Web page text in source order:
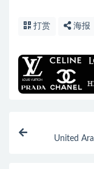
打赏 海报
United